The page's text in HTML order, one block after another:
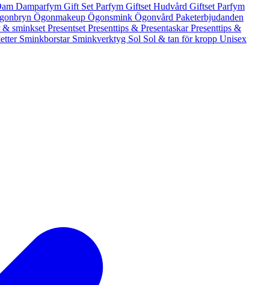
Damparfym Gift Set Parfym Giftset Hudvård Giftset Parfym
Ögonmakeup Ögonsmink Ögonvård Paketerbjudanden
& sminkset Presentset Presenttips & PresentaskarPresenttips &
Sminkborstar Sminkverktyg Sol Sol & tan för kropp Unisex